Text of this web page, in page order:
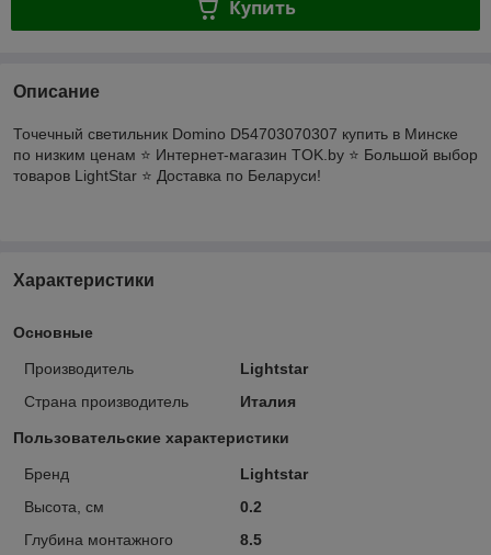
Купить
Описание
Точечный светильник Domino D54703070307 купить в Минске
по низким ценам ⭐️ Интернет-магазин TOK.by ⭐️ Большой выбор
товаров LightStar ⭐️ Доставка по Беларуси!
Характеристики
Основные
Производитель
Lightstar
Страна производитель
Италия
Пользовательские характеристики
Бренд
Lightstar
Высота, см
0.2
Глубина монтажного
8.5